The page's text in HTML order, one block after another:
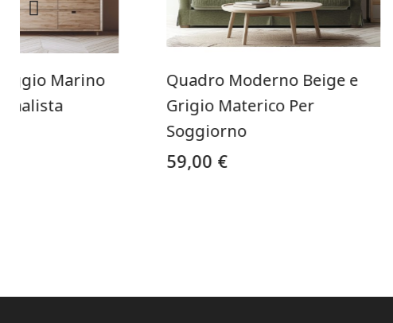
Marino
Quadro Moderno Beige e
Grigio Materico Per
Soggiorno
59,00 €